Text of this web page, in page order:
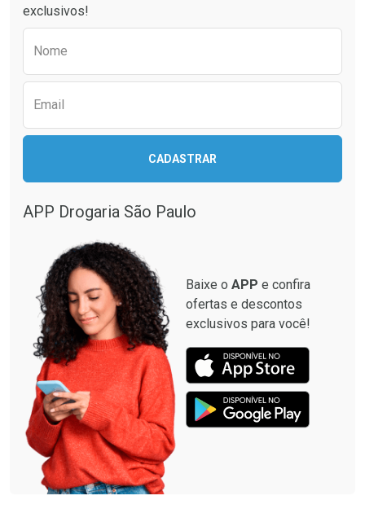
Comprar sem Desconto
Por R$ 664,02/cada
Comprar sem Desconto
Ativar Desconto
Comprar sem Desconto
exclusivos!
Nome
Email
CADASTRAR
APP Drogaria São Paulo
Baixe o APP e confira
ofertas e descontos
exclusivos para você!